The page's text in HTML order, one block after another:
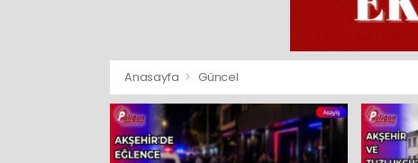
Anasayfa Güncel